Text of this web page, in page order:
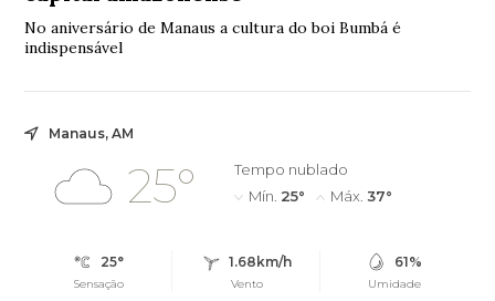
No aniversário de Manaus a cultura do boi Bumbá é
indispensável
Manaus, AM
25°
Tempo nublado
Mín. 25° Máx. 37°
25°
Sensação
1.68km/h
Vento
61%
Umidade